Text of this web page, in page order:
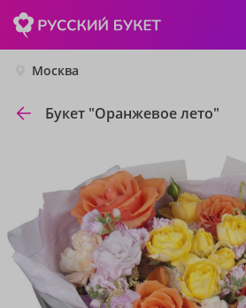
Москва
Букет "Оранжевое лето"